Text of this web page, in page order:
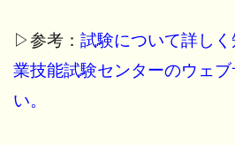
▷参考： 試験について詳し
業技能試験センターのウェ
い。